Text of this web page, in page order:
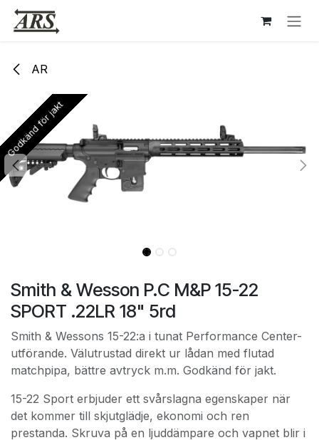
Hoppa till innehåll
AR
Godkänd för jakt
Godkänd för jakt
Smith & Wesson P.C M&P 15-22
SPORT .22LR 18" 5rd
Smith & Wessons 15-22:a i tunat Performance Center-
utförande. Välutrustad direkt ur lådan med flutad
matchpipa, bättre avtryck m.m. Godkänd för jakt.
15-22 Sport erbjuder ett svårslagna egenskaper när
det kommer till skjutglädje, ekonomi och ren
prestanda. Skruva på en ljuddämpare och vapnet blir i